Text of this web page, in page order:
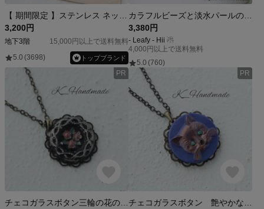
3,200円
地下3階
15,000円以上で送料無料
5.0 (3698) トップブランド
3,380円
- Leafy - Hii ☃
4,000円以上で送料無料
5.0 (760)
PR
PR